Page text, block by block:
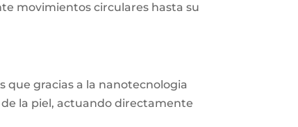
movimientos circulares hasta su
gracias a la nanotecnologia
la piel, actuando directamente